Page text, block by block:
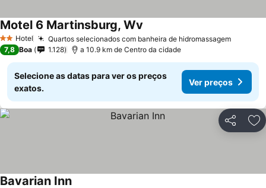
2 Estrelas
Hotel Quartos selecionados com banheira de hidromassagem
Motel 6 Martinsburg, Wv
7,8 Boa 1.128 a 10.9 km de Centro da cidade
Selecione as datas para ver os preços
exatos.
Ver preços
Partilhar
Bavarian Inn